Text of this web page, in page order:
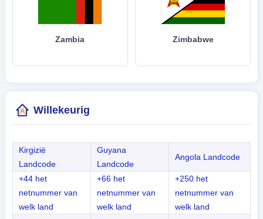
Zambia Zimbabwe
Willekeurig
Kirgizië
Landcode
Guyana
Landcode
Angola Landcode
+44 het
netnummer van
welk land
+66 het
netnummer van
welk land
+250 het
netnummer van
welk land